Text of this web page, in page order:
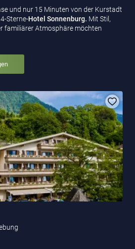
und nur 15 Minuten von der Kurstadt
Sterne-Hotel Sonnenburg. Mit Stil,
familiärer Atmosphäre möchten